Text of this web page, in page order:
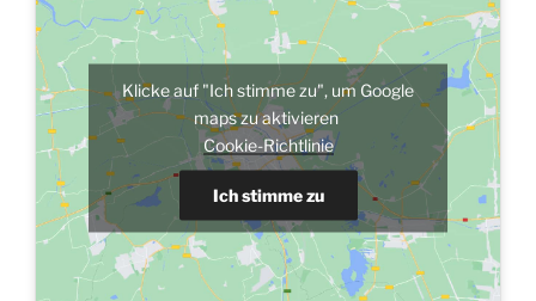
Klicke auf "Ich stimme zu", um Google
maps zu aktivieren
Cookie-Richtlinie
Ich stimme zu